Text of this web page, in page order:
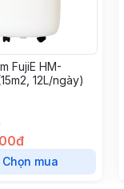
FujiE HM-
12L/ngày)
Chọn mua